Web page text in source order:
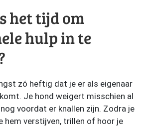
het tijd om
hulp in te
zó heftig dat je er als eigenaar
Je hond weigert misschien al
voordat er knallen zijn. Zodra je
hem verstijven, trillen of hoor je